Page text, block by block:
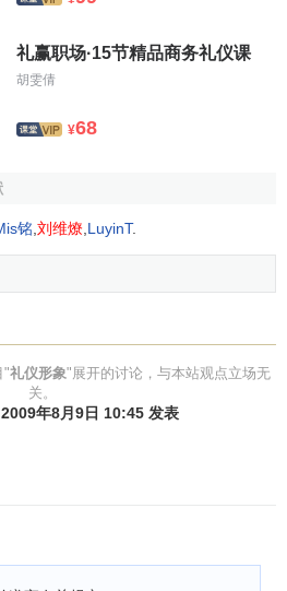
由人的本质和人的需要决定的
关系的总和。社会——不管形式如
类是物质关系；另一类是精神关
神关系，都必须也只能通过社会
系中。个体的社会活动要达到预
他人就有可能产生消极抗拒的心
，就需要在人际关系 中遵行一定
物一样只服从弱肉强食的自然规
是在今天，那种不讲礼仪的交往
是其中的重要条件，特别是较高
礼赢职场·15节精品商务礼仪课
胡雯倩
¥68
铭 刘维燎 LuyinT.
"礼仪形象"展开的讨论，与本站观点立场无
关。
年8月9日 10:45 发表